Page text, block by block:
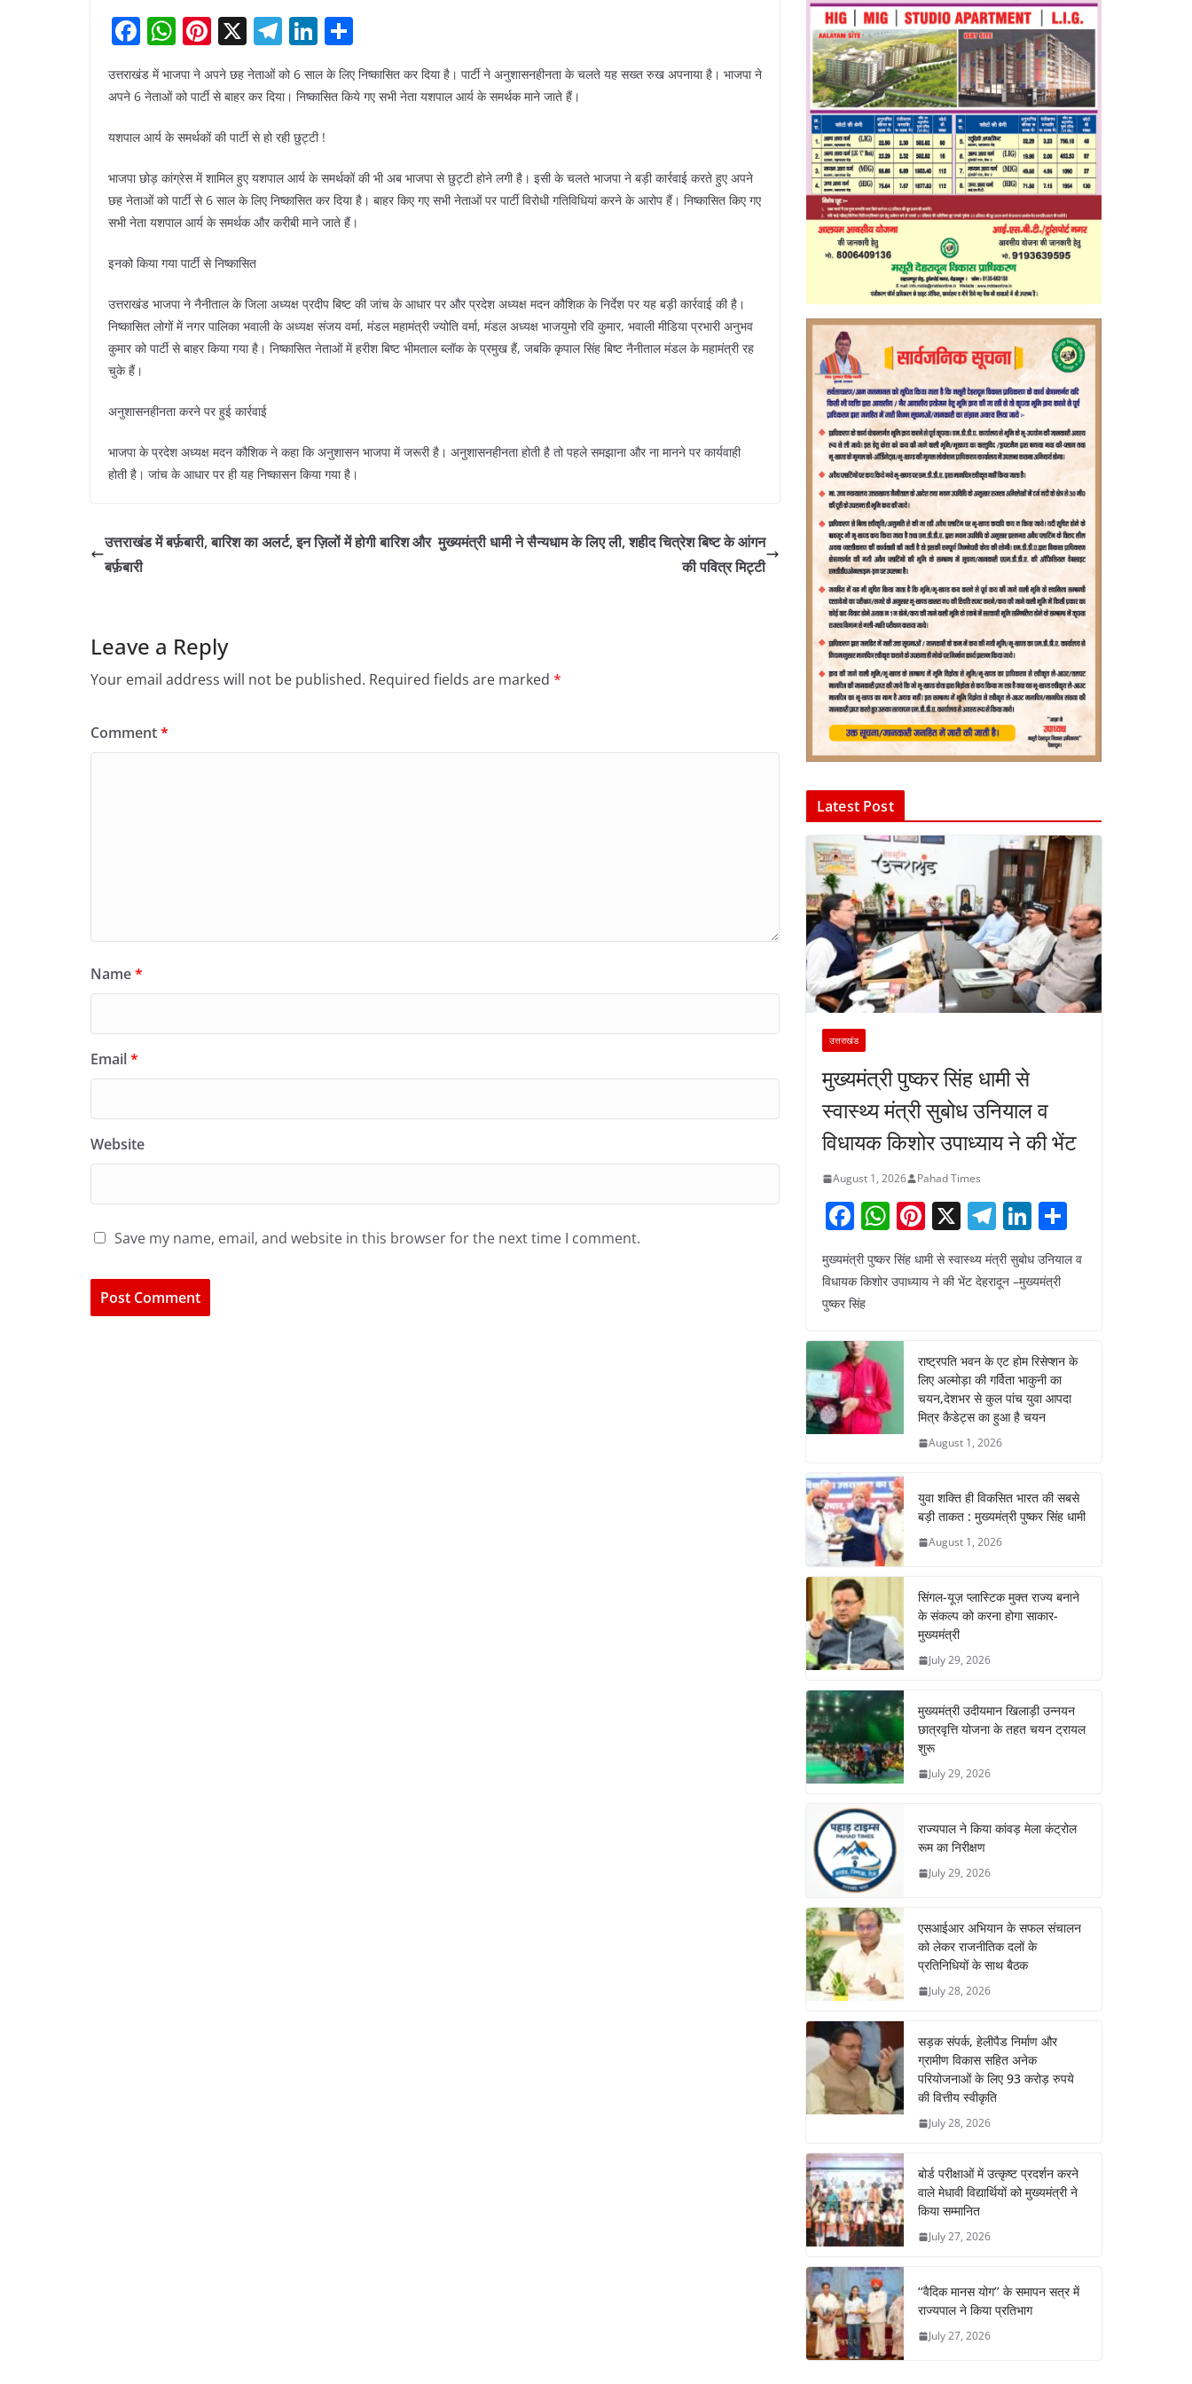
F
a
c
b
o
o
k
W
at
A
p
p
Pi
nt
er
st
X T
el
e
a
m
Li
n
k
dI
n
h
ar
उत्तराखंड में भाजपा ने अपने छह नेताओं को 6 साल के लिए निष्कासित कर दिया है। पार्टी ने अनुशासनहीनता के चलते यह सख्त रुख अपनाया है। भाजपा ने
अपने 6 नेताओं को पार्टी से बाहर कर दिया। निष्कासित किये गए सभी नेता यशपाल आर्य के समर्थक माने जाते हैं।
यशपाल आर्य के समर्थकों की पार्टी से हो रही छुट्टी !
भाजपा छोड़ कांग्रेस में शामिल हुए यशपाल आर्य के समर्थकों की भी अब भाजपा से छुट्टी होने लगी है। इसी के चलते भाजपा ने बड़ी कार्रवाई करते हुए अपने
छह नेताओं को पार्टी से 6 साल के लिए निष्कासित कर दिया है। बाहर किए गए सभी नेताओं पर पार्टी विरोधी गतिविधियां करने के आरोप हैं। निष्कासित किए गए
सभी नेता यशपाल आर्य के समर्थक और करीबी माने जाते हैं।
इनको किया गया पार्टी से निष्कासित
उत्तराखंड भाजपा ने नैनीताल के जिला अध्यक्ष प्रदीप बिष्ट की जांच के आधार पर और प्रदेश अध्यक्ष मदन कौशिक के निर्देश पर यह बड़ी कार्रवाई की है।
निष्कासित लोगों में नगर पालिका भवाली के अध्यक्ष संजय वर्मा, मंडल महामंत्री ज्योति वर्मा, मंडल अध्यक्ष भाजयुमो रवि कुमार, भवाली मीडिया प्रभारी अनुभव
कुमार को पार्टी से बाहर किया गया है। निष्कासित नेताओं में हरीश बिष्ट भीमताल ब्लॉक के प्रमुख हैं, जबकि कृपाल सिंह बिष्ट नैनीताल मंडल के महामंत्री रह
चुके हैं।
अनुशासनहीनता करने पर हुई कार्रवाई
भाजपा के प्रदेश अध्यक्ष मदन कौशिक ने कहा कि अनुशासन भाजपा में जरूरी है। अनुशासनहीनता होती है तो पहले समझाना और ना मानने पर कार्यवाही
होती है। जांच के आधार पर ही यह निष्कासन किया गया है।
उत्तराखंड में बर्फ़बारी, बारिश का अलर्ट, इन ज़िलों में होगी बारिश और
बर्फ़बारी
मुख्यमंत्री धामी ने सैन्यधाम के लिए ली, शहीद चित्रेश बिष्ट के आंगन
की पवित्र मिट्टी
Leave a Reply
Your email address will not be published. Required fields are marked *
Comment*
Name*
Email*
Website
Save my name, email, and website in this browser for the next time I comment.
Latest Post
उत्तराखंड
मुख्यमंत्री पुष्कर सिंह धामी से
स्वास्थ्य मंत्री सुबोध उनियाल व
विधायक किशोर उपाध्याय ने की भेंट
August 1, 2026 Pahad Times
F
a
c
e
o
o
k
W
h
at
p
Pi
nt
er
X T
el
e
gr
m
Li
n
k
n
ar
मुख्यमंत्री पुष्कर सिंह धामी से स्वास्थ्य मंत्री सुबोध उनियाल व
विधायक किशोर उपाध्याय ने की भेंट देहरादून –मुख्यमंत्री
पुष्कर सिंह
राष्ट्रपति भवन के एट होम रिसेप्शन के
लिए अल्मोड़ा की गर्विता भाकुनी का
चयन,देशभर से कुल पांच युवा आपदा
मित्र कैडेट्स का हुआ है चयन
August 1, 2026
युवा शक्ति ही विकसित भारत की सबसे
बड़ी ताकत : मुख्यमंत्री पुष्कर सिंह धामी
August 1, 2026
सिंगल-यूज़ प्लास्टिक मुक्त राज्य बनाने
के संकल्प को करना होगा साकार-
मुख्यमंत्री
July 29, 2026
मुख्यमंत्री उदीयमान खिलाड़ी उन्नयन
छात्रवृत्ति योजना के तहत चयन ट्रायल
शुरू
July 29, 2026
राज्यपाल ने किया कांवड़ मेला कंट्रोल
रूम का निरीक्षण
July 29, 2026
एसआईआर अभियान के सफल संचालन
को लेकर राजनीतिक दलों के
प्रतिनिधियों के साथ बैठक
July 28, 2026
सड़क संपर्क, हेलीपैड निर्माण और
ग्रामीण विकास सहित अनेक
परियोजनाओं के लिए 93 करोड़ रुपये
की वित्तीय स्वीकृति
July 28, 2026
बोर्ड परीक्षाओं में उत्कृष्ट प्रदर्शन करने
वाले मेधावी विद्यार्थियों को मुख्यमंत्री ने
किया सम्मानित
July 27, 2026
‘‘वैदिक मानस योग’’ के समापन सत्र में
राज्यपाल ने किया प्रतिभाग
July 27, 2026